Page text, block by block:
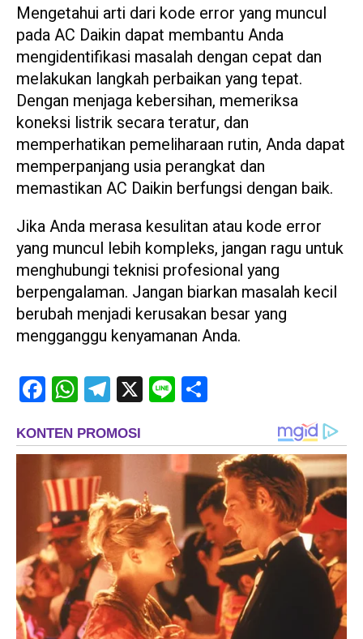
Mengetahui arti dari kode error yang muncul
pada AC Daikin dapat membantu Anda
mengidentifikasi masalah dengan cepat dan
melakukan langkah perbaikan yang tepat.
Dengan menjaga kebersihan, memeriksa
koneksi listrik secara teratur, dan
memperhatikan pemeliharaan rutin, Anda dapat
memperpanjang usia perangkat dan
memastikan AC Daikin berfungsi dengan baik.
Jika Anda merasa kesulitan atau kode error
yang muncul lebih kompleks, jangan ragu untuk
menghubungi teknisi profesional yang
berpengalaman. Jangan biarkan masalah kecil
berubah menjadi kerusakan besar yang
mengganggu kenyamanan Anda.
FacebookWhatsAppTelegram
X Line